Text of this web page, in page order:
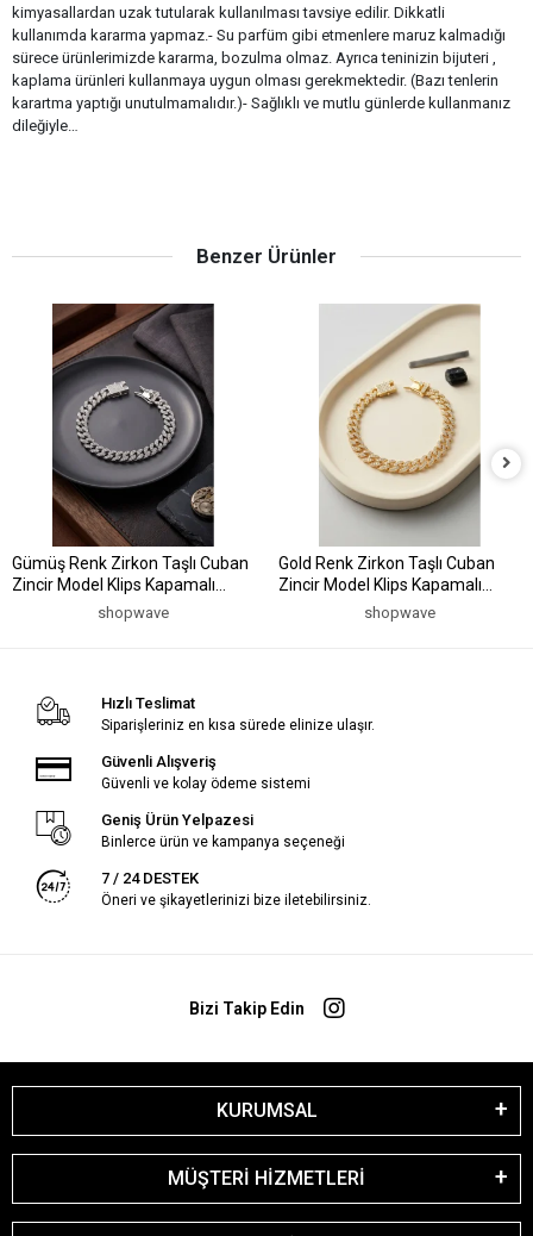
kimyasallardan uzak tutularak kullanılması tavsiye edilir. Dikkatli
kullanımda kararma yapmaz.- Su parfüm gibi etmenlere maruz kalmadığı
sürece ürünlerimizde kararma, bozulma olmaz. Ayrıca teninizin bijuteri ,
kaplama ürünleri kullanmaya uygun olması gerekmektedir. (Bazı tenlerin
karartma yaptığı unutulmamalıdır.)- Sağlıklı ve mutlu günlerde kullanmanız
dileğiyle…
Benzer Ürünler
Gümüş Renk Zirkon Taşlı Cuban
Zincir Model Klips Kapamalı
Erkek Bileklikshopwave
Gold Renk Zirkon Taşlı Cuban
Zincir Model Klips Kapamalı
Erkek Bileklikshopwave
Hızlı Teslimat
Siparişleriniz en kısa sürede elinize ulaşır.
Güvenli Alışveriş
Güvenli ve kolay ödeme sistemi
Geniş Ürün Yelpazesi
Binlerce ürün ve kampanya seçeneği
7 / 24 DESTEK
Öneri ve şikayetlerinizi bize iletebilirsiniz.
Bizi Takip Edin
KURUMSAL
MÜŞTERİ HİZMETLERİ